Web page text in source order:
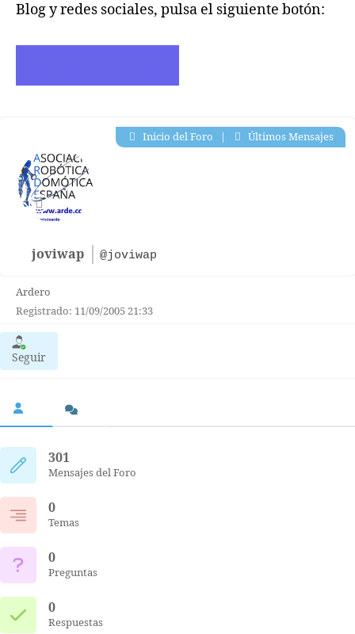
Blog y redes sociales, pulsa el siguiente botón:
joviwap @joviwap
Inicio del Foro Últimos Mensajes
Ardero
Registrado: 11/09/2005 21:33
Seguir
301
Mensajes del Foro
0
Temas
0
Preguntas
0
Respuestas